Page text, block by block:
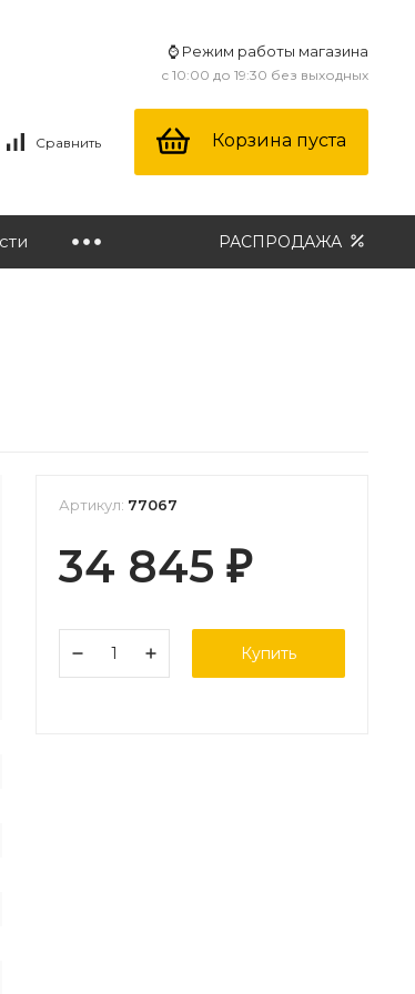
⌚ Режим работы магазина
с 10:00 до 19:30 без выходных
Сравнить Корзина пуста
РАСПРОДАЖА
Артикул: 77067
34 845 ₽
Купить